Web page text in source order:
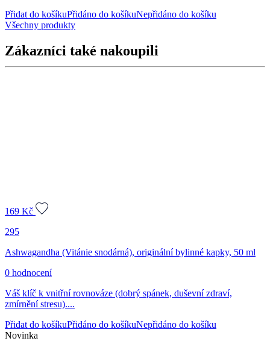
Přidat do košíkuPřidáno do košíkuNepřidáno do košíku
Všechny produkty
Zákazníci také nakoupili
169 Kč
295
Ashwagandha (Vitánie snodárná), originální bylinné kapky, 50 ml
0 hodnocení
Váš klíč k vnitřní rovnováze (dobrý spánek, duševní zdraví,
zmírnění stresu)....
Přidat do košíkuPřidáno do košíkuNepřidáno do košíku
Novinka